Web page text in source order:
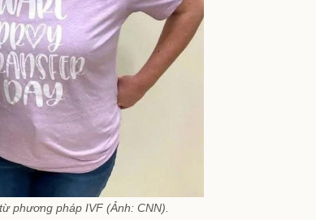
phương pháp IVF (Ảnh: CNN).